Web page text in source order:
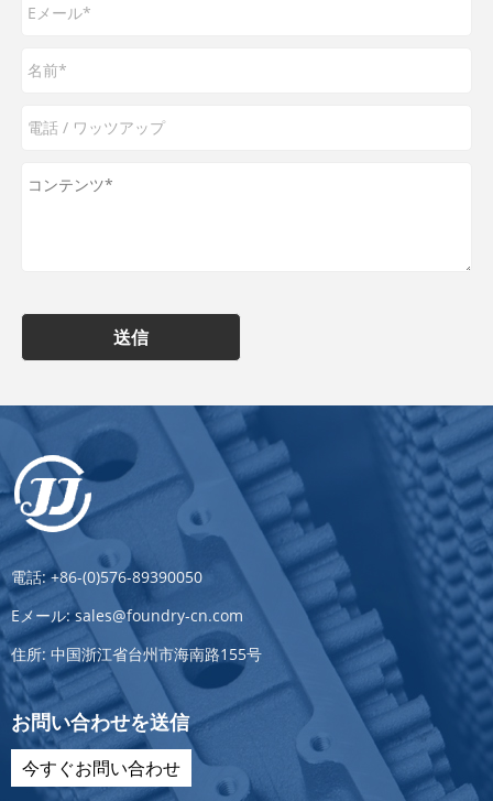
送信
電話: +86-(0)576-89390050
Eメール: sales@foundry-cn.com
住所: 中国浙江省台州市海南路155号
お問い合わせを送信
今すぐお問い合わせ